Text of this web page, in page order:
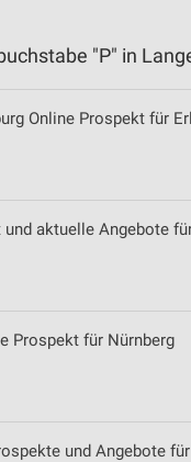
"P" in
Online Prospekt für
und aktuelle Angebote
Prospekt für Nürnberg
und Angebote